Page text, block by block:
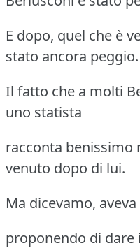
E dopo, quel che è
stato ancora peggio.
Il fatto che a molti
uno statista
racconta benissimo
venuto dopo di lui.
Ma dicevamo,
proponendo di